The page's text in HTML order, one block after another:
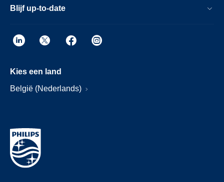
Blijf up-to-date
Kies een land
België (Nederlands)